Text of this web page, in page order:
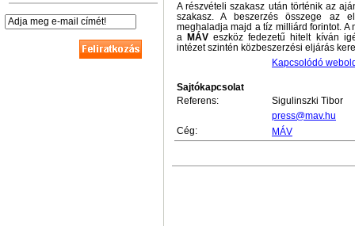
A részvételi szakasz után történik az
szakasz. A beszerzés összege az
meghaladja majd a tíz milliárd forintot. A
a MÁV eszköz fedezetű hitelt kíván
intézet szintén közbeszerzési eljárás
Kapcsolódó
Sajtókapcsolat
Referens:
Sigulinszki Tibor
press@mav.hu
Cég:
MÁV